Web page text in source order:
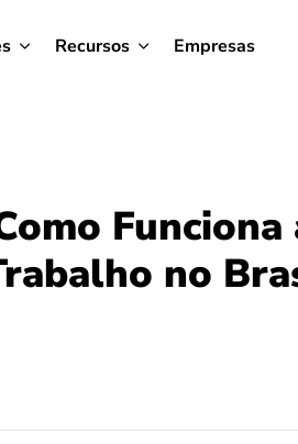
Recursos Empresas
Funciona
no